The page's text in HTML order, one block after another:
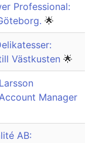
Professional:
🌟
Västkusten 🌟
Manager
AB: